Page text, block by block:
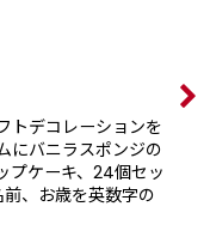
トデコレーションを
にバニラスポンジの
プケーキ、24個セッ
、お歳を英数字の